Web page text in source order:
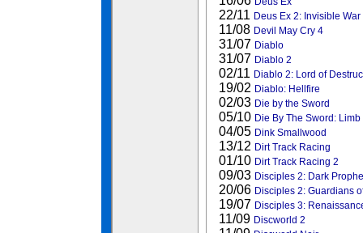
22/11 Deus Ex 2: Invisible War
11/08 Devil May Cry 4
31/07 Diablo
31/07 Diablo 2
02/11 Diablo 2: Lord of
19/02 Diablo: Hellfire
02/03 Die by the Sword
05/10 Die By The Sword:
04/05 Dink Smallwood
13/12 Dirt Track Racing
01/10 Dirt Track Racing 2
09/03 Disciples 2: Dark
20/06 Disciples 2: Guardians
19/07 Disciples 3:
11/09 Discworld 2